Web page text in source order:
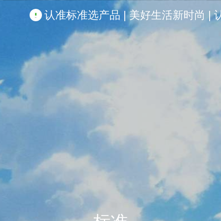
认准标准选产品 | 美好生活新时尚 |